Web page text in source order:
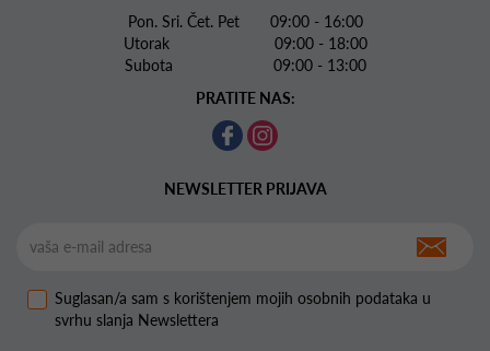
Pon. Sri. Čet. Pet 09:00 - 16:00
Utorak 09:00 - 18:00
Subota 09:00 - 13:00
PRATITE NAS:
NEWSLETTER PRIJAVA
Suglasan/a sam s korištenjem mojih osobnih podataka u
svrhu slanja Newslettera